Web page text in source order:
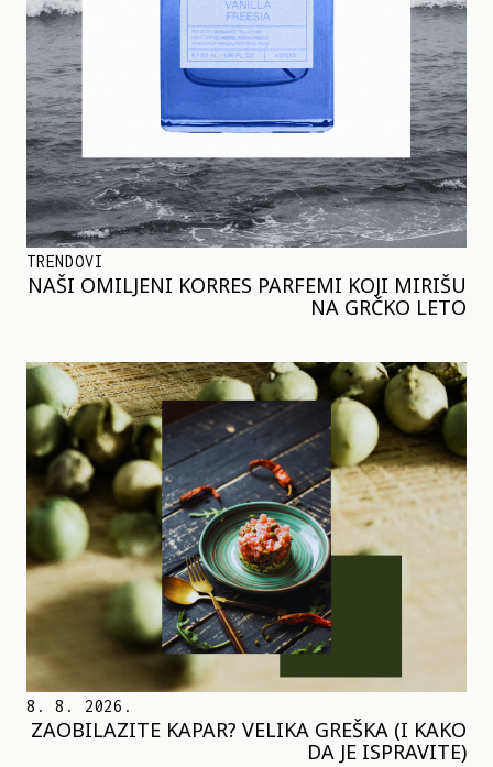
TRENDOVI
NAŠI OMILJENI KORRES PARFEMI KOJI MIRIŠU
NA GRČKO LETO
8. 8. 2026.
ZAOBILAZITE KAPAR? VELIKA GREŠKA (I KAKO
DA JE ISPRAVITE)